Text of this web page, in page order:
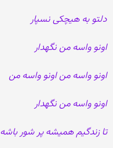
دلتو به هیچکی نسپار
اونو واسه من نگهدار
اونو واسه من اونو واسه من
اونو واسه من نگهدار
تا زندگیم همیشه پر شور باشه